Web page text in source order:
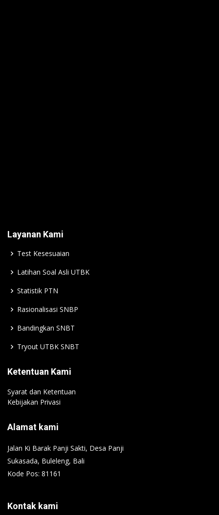
Layanan Kami
Test Kesesuaian
Latihan Soal Asli UTBK
Statistik PTN
Rasionalisasi SNBP
Bandingkan SNBT
Tryout UTBK SNBT
Ketentuan Kami
Syarat dan Ketentuan
Kebijakan Privasi
Alamat kami
Jalan Ki Barak Panji Sakti, Desa Panji
Sukasada, Buleleng, Bali
Kode Pos: 81161
Kontak kami